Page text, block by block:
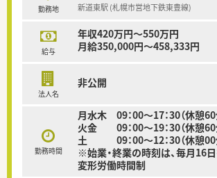
勤務地 新道東駅 (札幌市営地下鉄東豊線)
給与
年収420万円～550万円
月給350,000円～458,333円
法人名
非公開
勤務時間
月水木 09：00～17：30（休憩60
火金 09：00～19：30（休憩60
土 09：00～12：30（休憩00
※始業・終業の時刻は、毎月16
変形労働時間制